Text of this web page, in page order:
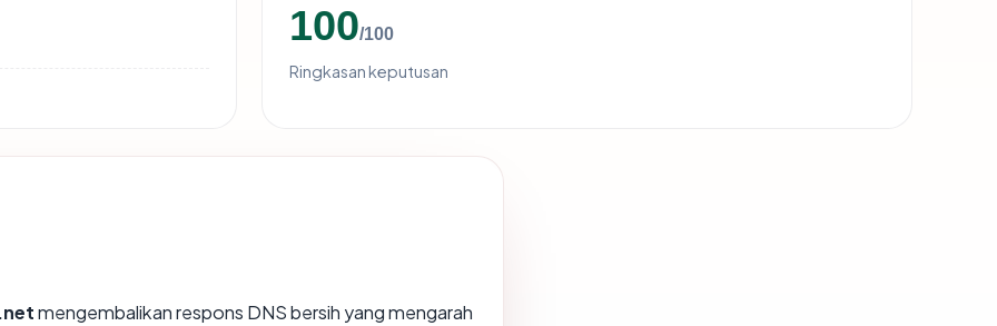
100/100
Ringkasan keputusan
mengembalikan respons DNS bersih yang mengarah